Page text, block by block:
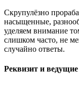
Скрупулёзно
насыщенные,
уделяем внимание
слишком часто, не
случайно ответы.
Реквизит и ведущие